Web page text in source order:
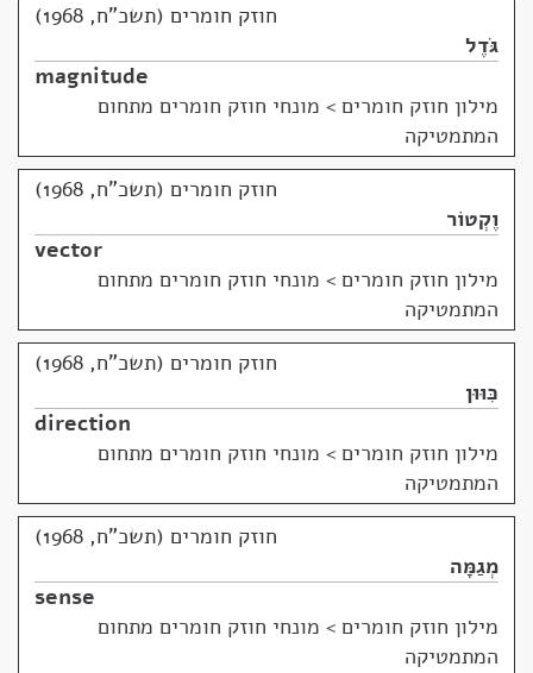
חוזק חומרים (תשכ"ח, 1968)
גֹּדֶל
magnitude
מילון חוזק חומרים > מונחי חוזק חומרים מתחום
המתמטיקה
חוזק חומרים (תשכ"ח, 1968)
וֶקְטוֹר
vector
מילון חוזק חומרים > מונחי חוזק חומרים מתחום
המתמטיקה
חוזק חומרים (תשכ"ח, 1968)
כִּוּוּן
direction
מילון חוזק חומרים > מונחי חוזק חומרים מתחום
המתמטיקה
חוזק חומרים (תשכ"ח, 1968)
מְגַמָּה
sense
מילון חוזק חומרים > מונחי חוזק חומרים מתחום
המתמטיקה